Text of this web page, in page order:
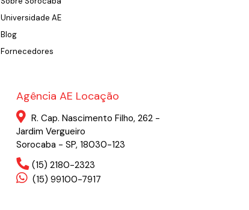
Universidade AE
Blog
Fornecedores
Agência AE Locação
R. Cap. Nascimento Filho, 262 -
Jardim Vergueiro
Sorocaba - SP, 18030-123
(15) 2180-2323
(15) 99100-7917